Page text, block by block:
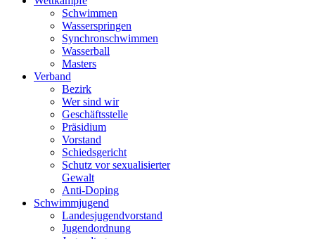
Schwimmen
Wasserspringen
Synchronschwimmen
Wasserball
Masters
Verband
Bezirk
Wer sind wir
Geschäftsstelle
Präsidium
Vorstand
Schiedsgericht
Schutz vor sexualisierter
Gewalt
Anti-Doping
Schwimmjugend
Landesjugendvorstand
Jugendordnung